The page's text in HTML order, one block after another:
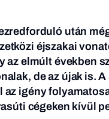
után
éjszakai
az elmúlt években
de az újak is.
az igény
cégeken kívül